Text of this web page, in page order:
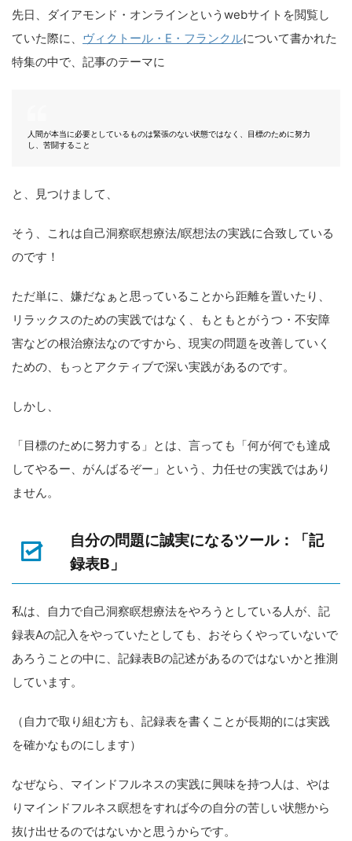
先日、ダイアモンド・オンラインというwebサイトを閲覧し
ていた際に、 ヴィクトール・E・フランクルについて書かれた
特集の中で、記事のテーマに
人間が本当に必要としているものは緊張のない状態ではなく、目標のために努力
し、苦闘すること
と、見つけまして、
そう、これは自己洞察瞑想療法/瞑想法の実践に合致している
のです！
ただ単に、嫌だなぁと思っていることから距離を置いたり、
リラックスのための実践ではなく、もともとがうつ・不安障
害などの根治療法なのですから、現実の問題を改善していく
ための、もっとアクティブで深い実践があるのです。
しかし、
「目標のために努力する」とは、言っても「何が何でも達成
してやるー、がんばるぞー」という、力任せの実践ではあり
ません。
自分の問題に誠実になるツール：「記
録表B」
私は、自力で自己洞察瞑想療法をやろうとしている人が、記
録表Aの記入をやっていたとしても、おそらくやっていないで
あろうことの中に、記録表Bの記述があるのではないかと推測
しています。
（自力で取り組む方も、記録表を書くことが長期的には実践
を確かなものにします）
なぜなら、マインドフルネスの実践に興味を持つ人は、やは
りマインドフルネス瞑想をすれば今の自分の苦しい状態から
抜け出せるのではないかと思うからです。